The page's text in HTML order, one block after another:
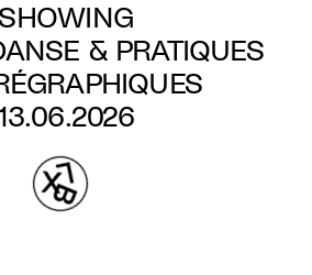
SHOWING
& PRATIQUES